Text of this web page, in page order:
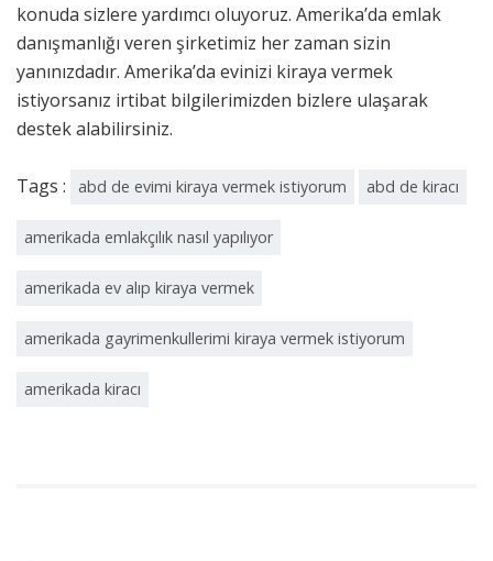
konuda sizlere yardımcı oluyoruz. Amerika’da emlak
danışmanlığı veren şirketimiz her zaman sizin
yanınızdadır. Amerika’da evinizi kiraya vermek
istiyorsanız irtibat bilgilerimizden bizlere ulaşarak
destek alabilirsiniz.
Tags : abd de evimi kiraya vermek istiyorum abd de kiracı
amerikada emlakçılık nasıl yapılıyor
amerikada ev alıp kiraya vermek
amerikada gayrimenkullerimi kiraya vermek istiyorum
amerikada kiracı